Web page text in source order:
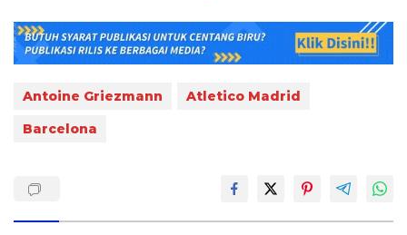
Antoine Griezmann
Atletico Madrid
Barcelona